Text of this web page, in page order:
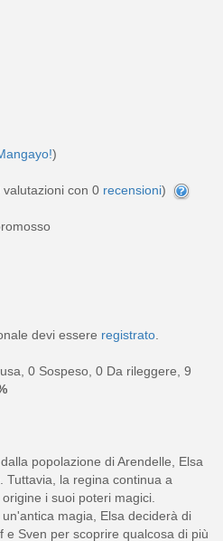
)
valutazioni con 0 recensioni)
devi essere registrato.
0 Sospeso, 0 Da rileggere, 9
popolazione di Arendelle, Elsa
Tuttavia, la regina continua a
i suoi poteri magici.
magia, Elsa deciderà di
e Sven per scoprire qualcosa di più